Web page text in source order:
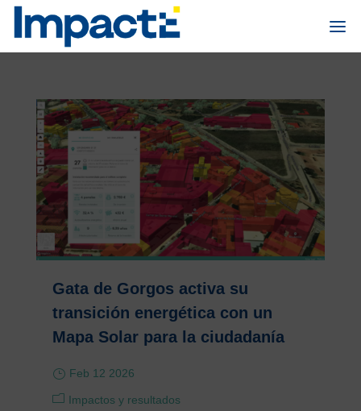
Gata de Gorgos activa su
transición energética con un
Mapa Solar para la ciudadanía
Feb 12 2026
Impactos y resultados